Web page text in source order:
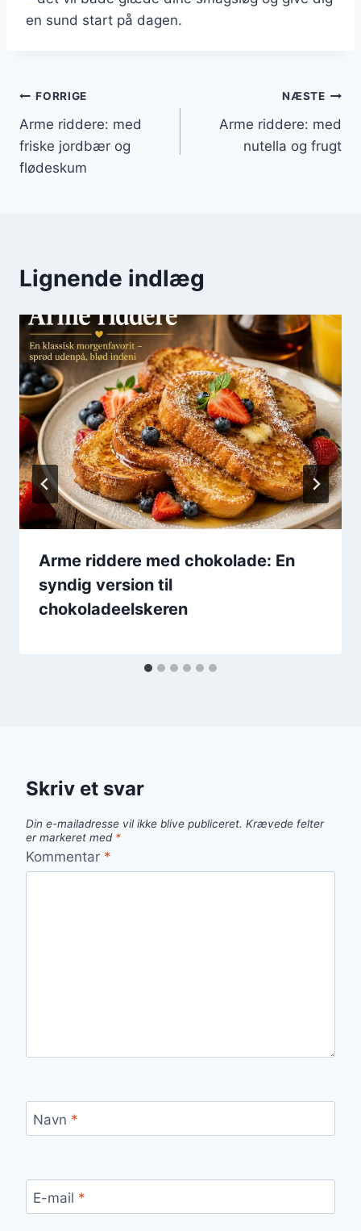
en sund start på dagen.
Indlægsnavigation
FORRIGE
Arme riddere: med
friske jordbær og
flødeskum
NÆSTE
Arme riddere: med
nutella og frugt
Lignende indlæg
Arme riddere med chokolade: En
syndig version til
chokoladeelskeren
Skriv et svar
Din e-mailadresse vil ikke blive publiceret. Krævede felter
er markeret med *
Kommentar *
Navn *
E-mail *